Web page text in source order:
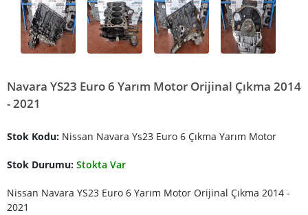
Navara YS23 Euro 6 Yarım Motor Orijinal Çıkma 2014
- 2021
Stok Kodu: Nissan Navara Ys23 Euro 6 Çıkma Yarım Motor
Stok Durumu: Stokta Var
Nissan Navara YS23 Euro 6 Yarım Motor Orijinal Çıkma 2014 -
2021